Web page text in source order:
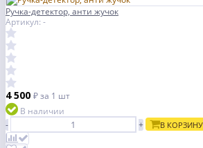
Ручка-детектор, анти жучок
Артикул: -
4 500 ₽за 1 шт
В наличии
-
+ В КОРЗИНУ